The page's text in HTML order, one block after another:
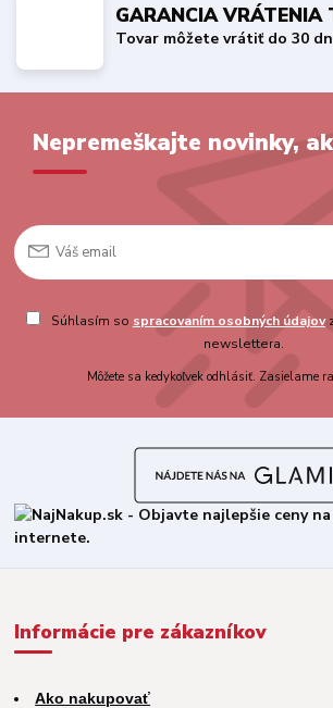
GARANCIA VRÁTENIA
Tovar môžete vrátiť do 30
Nepremeškajte novinky,
Súhlasím so spracovaním osobných údajov
newslettera.
Môžete sa kedykoľvek odhlásiť. Zasielame
Informácie pre zákazníkov
Ako nakupovať